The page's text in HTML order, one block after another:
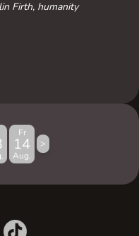
Firth, humanity
Fr
14
Aug.
>